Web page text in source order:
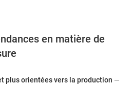
en matière de
plus orientées vers la production —